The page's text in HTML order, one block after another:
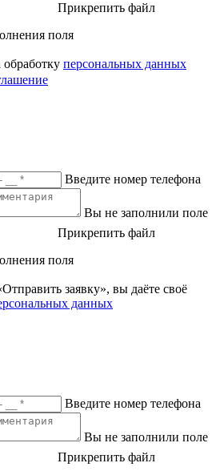
Прикрепить файл
поля
обработку персональных данных
Введите номер телефона
Вы не заполнили поле
Прикрепить файл
поля
заявку», вы даёте своё
данных
Введите номер телефона
Вы не заполнили поле
Прикрепить файл